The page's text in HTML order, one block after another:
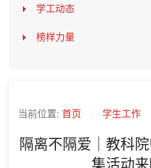
学工动态
榜样力量
当前位置: 首页 学生工作
隔离不隔爱｜教科
集活动来